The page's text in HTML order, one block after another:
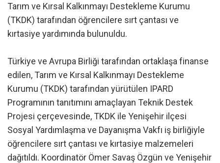
Tarım ve Kırsal Kalkınmayı Destekleme Kurumu
(TKDK) tarafından öğrencilere sırt çantası ve
kırtasiye yardımında bulunuldu.
Türkiye ve Avrupa Birliği tarafından ortaklaşa finanse
edilen, Tarım ve Kırsal Kalkınmayı Destekleme
Kurumu (TKDK) tarafından yürütülen IPARD
Programının tanıtımını amaçlayan Teknik Destek
Projesi çerçevesinde, TKDK ile Yenişehir ilçesi
Sosyal Yardımlaşma ve Dayanışma Vakfı iş birliğiyle
öğrencilere sırt çantası ve kırtasiye malzemeleri
dağıtıldı. Koordinatör Ömer Savaş Özgün ve Yenişehir